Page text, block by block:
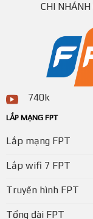
CHI NHÁNH
740k
LẮP MẠNG FPT
Lắp mạng FPT
Lắp wifi 7 FPT
Truyền hình FPT
Tổng đài FPT